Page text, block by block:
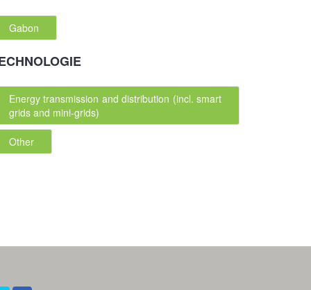
Gabon
Energy transmission and distribution (incl. smart
grids and mini-grids)
Other